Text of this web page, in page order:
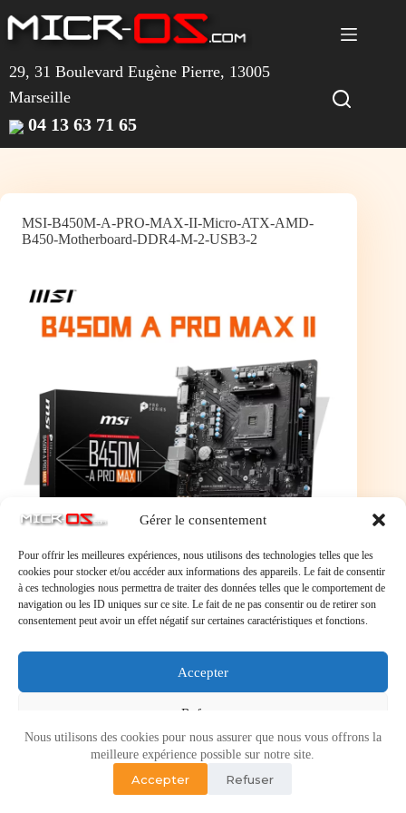
Gérer le consentement
Pour offrir les meilleures expériences, nous utilisons des technologies telles que les
cookies pour stocker et/ou accéder aux informations des appareils. Le fait de consentir
à ces technologies nous permettra de traiter des données telles que le comportement de
navigation ou les ID uniques sur ce site. Le fait de ne pas consentir ou de retirer son
consentement peut avoir un effet négatif sur certaines caractéristiques et fonctions.
Accepter
Refuser
Voir les préférences
Politique de cookiesPolitique de confidentialité
au
contenu
Nous utilisons des cookies pour nous assurer que nous vous offrons la
meilleure expérience possible sur notre site.
Accepter Refuser
29, 31 Boulevard Eugène Pierre, 13005
Marseille
04 13 63 71 65
MSI-B450M-A-PRO-MAX-II-Micro-ATX-AMD-
B450-Motherboard-DDR4-M-2-USB3-2
MSI B450M-A Pro Max II
MSI B450M-A Pro Max II